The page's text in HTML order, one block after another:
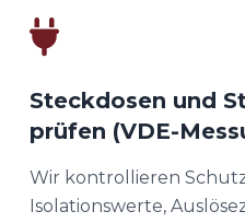
Steckdosen und
prüfen (VDE-
Wir kontrollieren
Isolationswerte,